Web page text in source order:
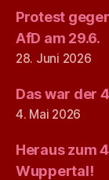
Protest
AfD am 29.6.
28. Juni 2026
Das war der
4. Mai 2026
Heraus zum
Wuppertal!